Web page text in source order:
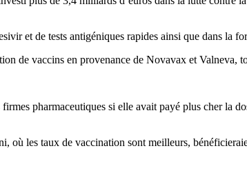
et de tests antigéniques rapides ainsi que dans la
de vaccins en provenance de Novavax et Valneva,
pharmaceutiques si elle avait payé plus cher la
où les taux de vaccination sont meilleurs,